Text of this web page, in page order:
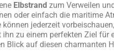
Elbstrand zum Verweilen
oder einfach die maritime
jederzeit
zu einem perfekten Ziel
Blick auf diesen